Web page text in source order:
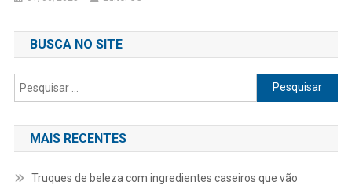
BUSCA NO SITE
Pesquisar
por:
MAIS RECENTES
Truques de beleza com ingredientes caseiros que vão